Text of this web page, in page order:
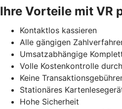
Ihre Vorteile mit VR
Kontaktlos kassieren
Alle gängigen
Umsatzabhängige
Volle Kostenkontrolle
Keine
Stationäres
Hohe Sicherheit